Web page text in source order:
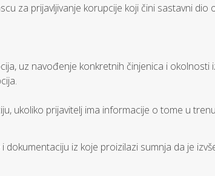
za prijavljivanje korupcije koji čini sastavni dio
uz navođenje konkretnih činjenica i okolnosti
ukoliko prijavitelj ima informacije o tome u
iz koje proizilazi sumnja da je